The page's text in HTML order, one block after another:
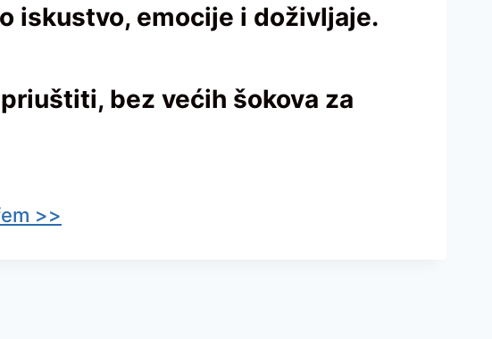
iskustvo, emocije i doživljaje.
bez većih šokova za
>>